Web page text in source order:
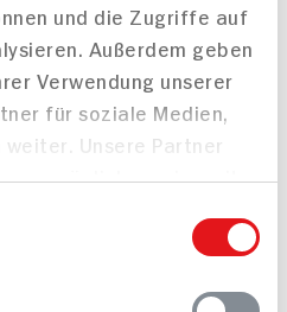
und die Zugriffe auf
Außerdem geben
Verwendung unserer
für soziale Medien,
weiter. Unsere Partner
möglicherweise mit
die sie im Rahmen
FAQ
Fragen